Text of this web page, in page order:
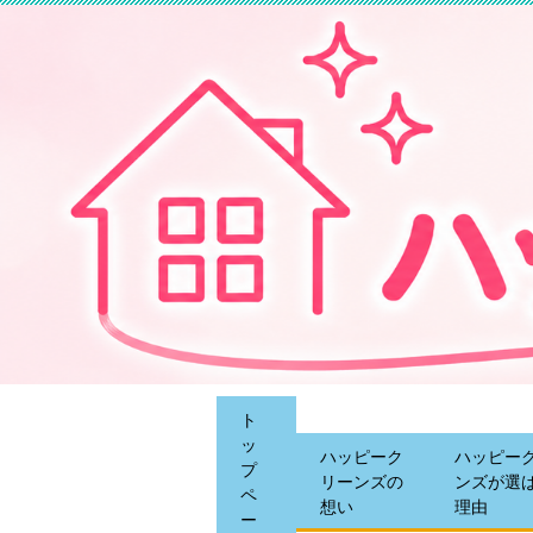
ト
ッ
プ
ペ
ー
ハッピーク
リーンズの
想い
ハッピー
ンズが選
理由